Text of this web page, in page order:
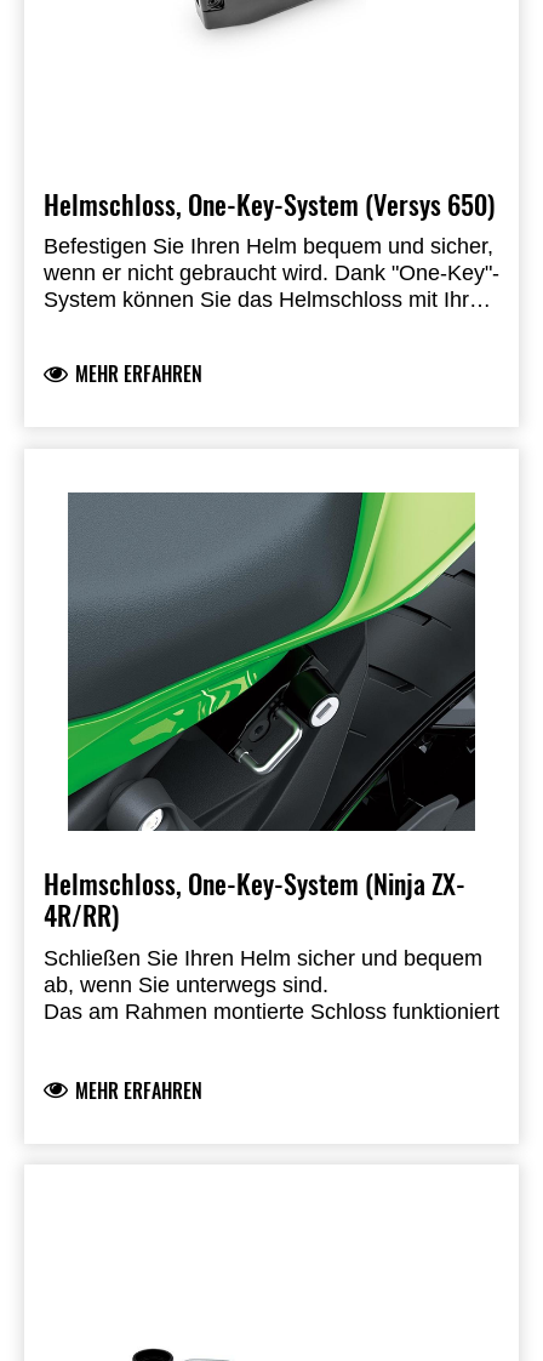
Helmschloss, One-Key-System (Versys 650)
Befestigen Sie Ihren Helm bequem und sicher,
wenn er nicht gebraucht wird. Dank "One-Key"-
System können Sie das Helmschloss mit Ihrem
erforderlich.
MEHR ERFAHREN
Helmschloss, One-Key-System (Ninja ZX-
4R/RR)
Schließen Sie Ihren Helm sicher und bequem
ab, wenn Sie unterwegs sind.
Das am Rahmen montierte Schloss funktioniert
verwenden können.
MEHR ERFAHREN